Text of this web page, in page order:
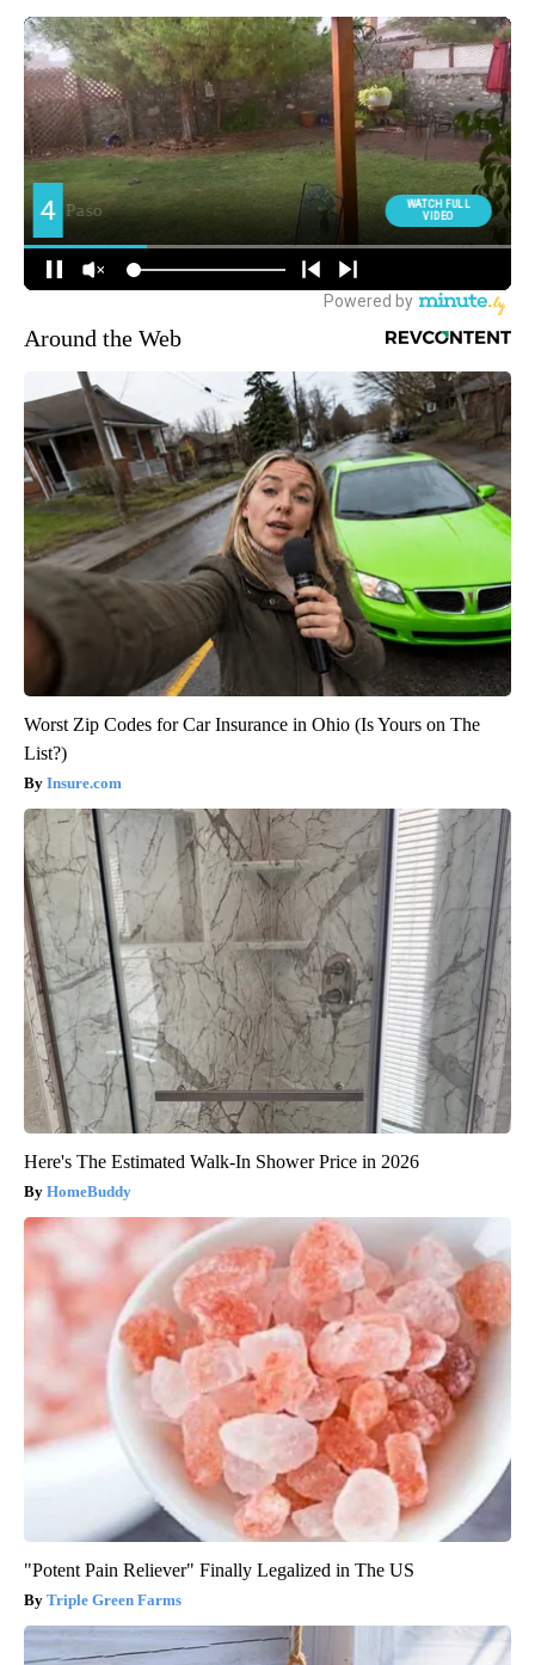
Around the Web
Worst Zip Codes for Car Insurance in Ohio (Is Yours on The
List?)
Insure.com
Here's The Estimated Walk-In Shower Price in 2026
HomeBuddy
"Potent Pain Reliever" Finally Legalized in The US
Triple Green Farms